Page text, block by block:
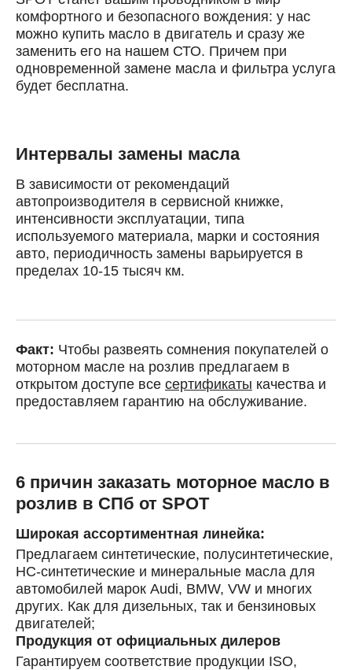
комфортного и безопасного вождения: у нас
можно купить масло в двигатель и сразу же
заменить его на нашем СТО. Причем при
одновременной замене масла и фильтра услуга
будет бесплатна.
Интервалы замены масла
В зависимости от рекомендаций
автопроизводителя в сервисной книжке,
интенсивности эксплуатации, типа
используемого материала, марки и состояния
авто, периодичность замены варьируется в
пределах 10-15 тысяч км.
Факт: Чтобы развеять сомнения покупателей о
моторном масле на розлив предлагаем в
открытом доступе все сертификаты качества и
предоставляем гарантию на обслуживание.
6 причин заказать моторное масло в
розлив в СПб от SPOT
Широкая ассортиментная линейка:
Предлагаем синтетические, полусинтетические,
HC-синтетические и минеральные масла для
автомобилей марок Audi, BMW, VW и многих
других. Как для дизельных, так и бензиновых
двигателей;
Продукция от официальных дилеров
Гарантируем соответствие продукции ISO,
Выберите одну или несколько услуг
История обслуживания
Номер телефона